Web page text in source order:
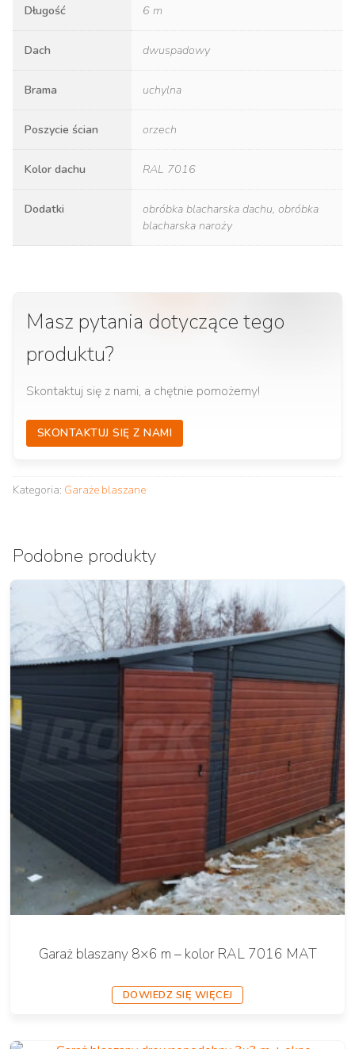
Długość 6 m
Dach dwuspadowy
Brama uchylna
Poszycie ścian orzech
Kolor dachu RAL 7016
Dodatki
obróbka blacharska dachu, obróbka
blacharska naroży
Masz pytania dotyczące tego
produktu?
Skontaktuj się z nami, a chętnie pomożemy!
SKONTAKTUJ SIĘ Z NAMI
Kategoria: Garaże blaszane
Podobne produkty
Garaż blaszany 8×6 m – kolor RAL 7016 MAT
DOWIEDZ SIĘ WIĘCEJ